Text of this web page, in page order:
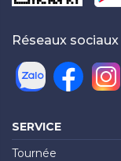
Réseaux sociaux
SERVICE
Tournée